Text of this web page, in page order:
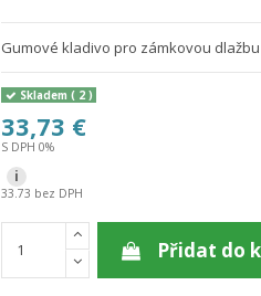
Gumové kladivo pro zámkovou
Skladem ( 2 )
33,73 €
S DPH 0%
i
33.73 bez DPH
Přidat do